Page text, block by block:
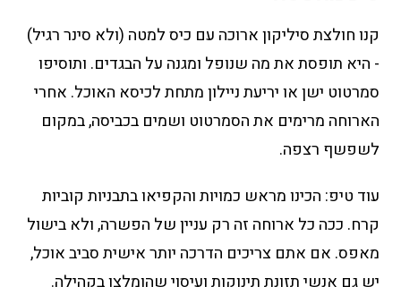
קנו חולצת סיליקון ארוכה עם כיס למטה (ולא סינר רגיל)
- היא תופסת את מה שנופל ומגנה על הבגדים. ותוסיפו
סמרטוט ישן או יריעת ניילון מתחת לכיסא האוכל. אחרי
הארוחה מרימים את הסמרטוט ושמים בכביסה, במקום
לשפשף רצפה.
עוד טיפ: הכינו מראש כמויות והקפיאו בתבניות קוביות
קרח. ככה כל ארוחה זה רק עניין של הפשרה, ולא בישול
מאפס. אם אתם צריכים הדרכה יותר אישית סביב אוכל,
יש גם אנשי תזונת תינוקות ועיסוי שהומלצו בקהילה.